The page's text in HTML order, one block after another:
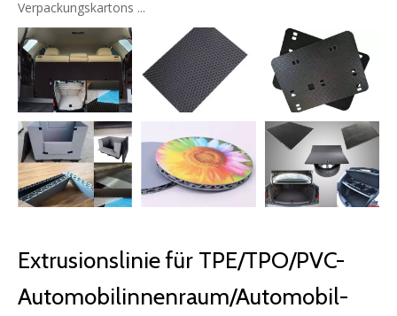
Verpackungskartons ...
Extrusionslinie für TPE/TPO/PVC-
Automobilinnenraum/Automobil-